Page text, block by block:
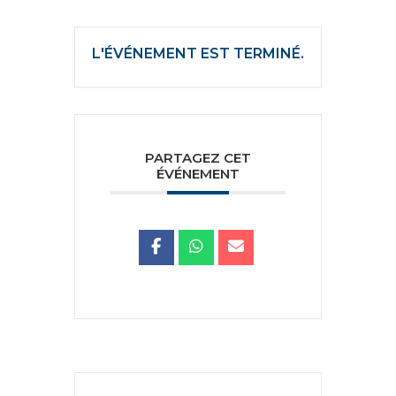
L'ÉVÉNEMENT EST TERMINÉ.
PARTAGEZ CET
ÉVÉNEMENT